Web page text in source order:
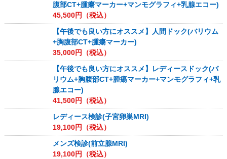
腹部CT+腫瘍マーカー+マンモグラフィ+乳腺エコー)
45,500円（税込）
【午後でも良い方にオススメ】人間ドック(バリウム
+胸腹部CT+腫瘍マーカー)
35,000円（税込）
【午後でも良い方にオススメ】レディースドック(バ
リウム+胸腹部CT+腫瘍マーカー+マンモグラフィ+乳
腺エコー)
41,500円（税込）
レディース検診(子宮卵巣MRI)
19,100円（税込）
メンズ検診(前立腺MRI)
19,100円（税込）